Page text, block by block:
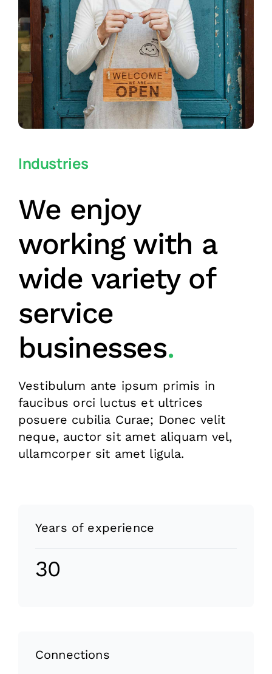
Industries
We enjoy
working with a
wide variety of
service
businesses.
Vestibulum ante ipsum primis in
faucibus orci luctus et ultrices
posuere cubilia Curae; Donec velit
neque, auctor sit amet aliquam vel,
ullamcorper sit amet ligula.
Years of experience
30
Connections